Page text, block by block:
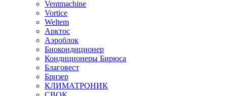
Ventmachine
Vortice
Weltem
Арктос
Аэроблок
Биокондиционер
Кондиционеры Бирюса
Благовест
Бризер
КЛИМАТРОНИК